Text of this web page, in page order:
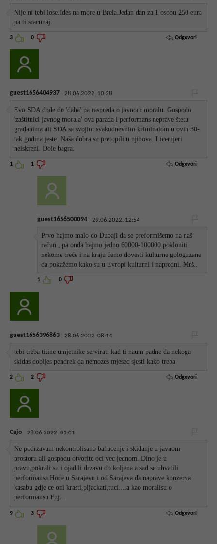
Nije ni tebi lose.Ides na more u Brela.Jedan dan za 1 osobu 250 eura
pa ti sracunaj.
3 0 Odgovori
guest1656404937 28.06.2022. 10:28
Evo SDA dođe do 'daha' pa raspreda o javnom moralu. Gospodo
'zaštitnici javnog morala' ova parada i performans neprave štetu
građanima ali SDA sa svojim svakodnevnim kriminalom u ovih 30-
tak godina jeste. Naša dobra su pretopili u njihova. Licemjeri
neiskreni. Dole bagra.
1 1 Odgovori
guest1656500094 29.06.2022. 12:54
Prvo hajmo malo do Dubaji da se preformišemo na naš
račun , pa onda hajmo jedno 60000-100000 pokloniti
nekome treće i na kraju ćemo dovesti kulturne gologuzane
da pokažemo kako su u Evropi kulturni i napredni. Mrš..
1 0
guest1656396863 28.06.2022. 08:14
tebi treba titine umjetnike servirati kad ti naum padne da nekoga
skidas dobijes pendrek da nemozes mjesec sjesti kako treba
2 2 Odgovori
Cajo 28.06.2022. 01:01
Ne podrzavam nekontrolisano bahacenje i skidanje u javnom
prostoru ali gospodu otvorite oci vec jednom. Dino je u
pravu,pokrali su i ojadili drzavu do koljena a sad se uhvatili
performansa.Hoce u Sarajevu i od Sarajeva da naprave konzerva
kasabu gdje ce oni krasti,pljackati,tuci....a kao moralisu o
performansu.Fuj...
9 3 Odgovori